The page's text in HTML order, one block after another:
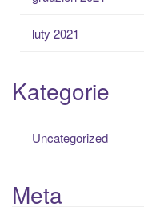
luty 2021
Kategorie
Uncategorized
Meta